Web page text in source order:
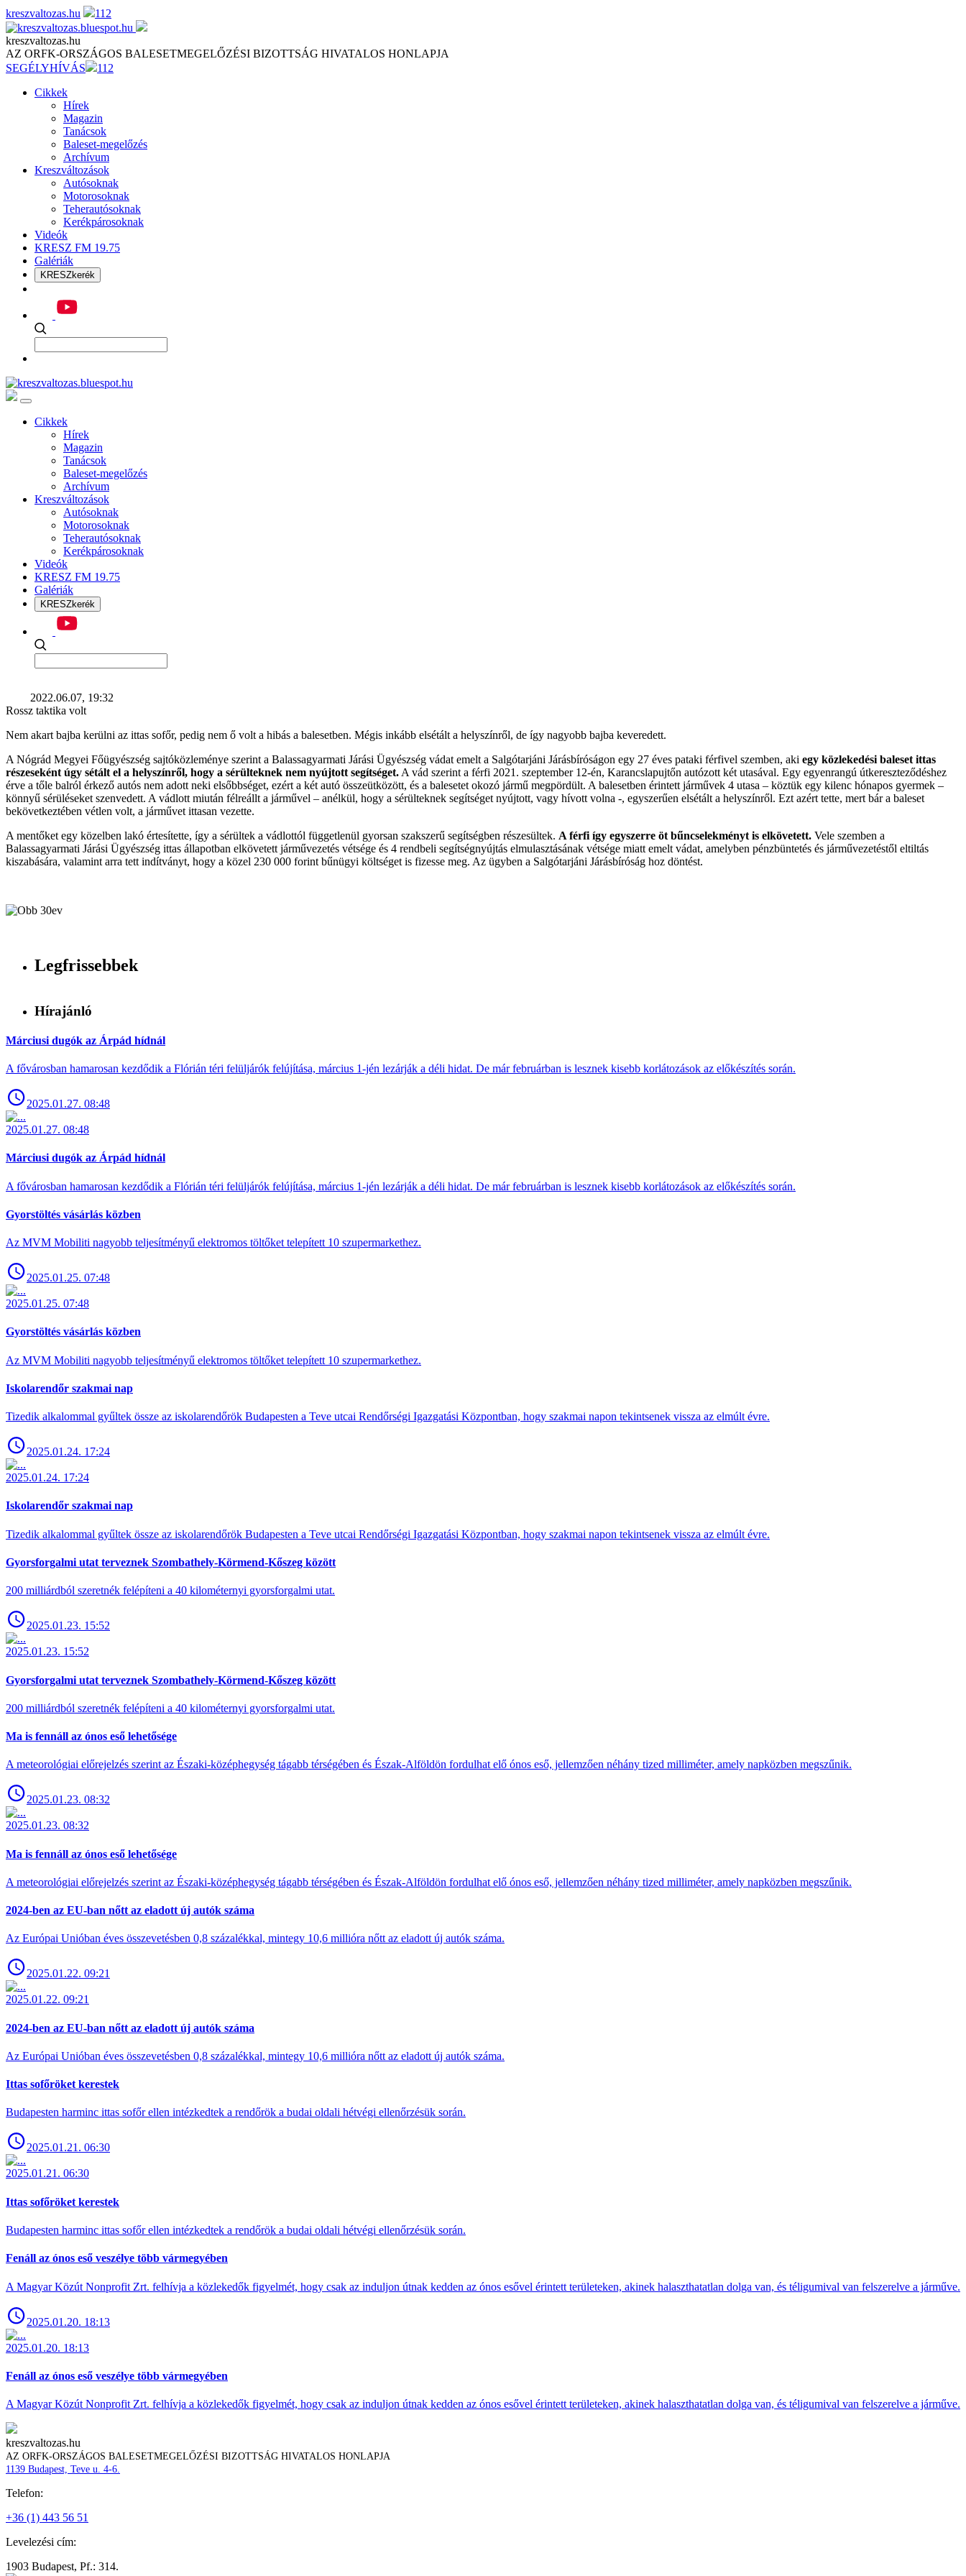
Skip
to
content
kreszvaltozas.hu 112
kreszvaltozas.hu
AZ ORFK-ORSZÁGOS BALESETMEGELŐZÉSI BIZOTTSÁG HIVATALOS HONLAPJA
SEGÉLYHÍVÁS
112
Cikkek
Hírek
Magazin
Tanácsok
Baleset-megelőzés
Archívum
Kreszváltozások
Autósoknak
Motorosoknak
Teherautósoknak
Kerékpárosoknak
Videók
KRESZ FM 19.75
Galériák
KRESZkerék
Cikkek
Hírek
Magazin
Tanácsok
Baleset-megelőzés
Archívum
Kreszváltozások
Autósoknak
Motorosoknak
Teherautósoknak
Kerékpárosoknak
Videók
KRESZ FM 19.75
Galériák
KRESZkerék
2022.06.07, 19:32
Rossz taktika volt
Nem akart bajba kerülni az ittas sofőr, pedig nem ő volt a hibás a balesetben. Mégis inkább elsétált a helyszínről, de így nagyobb bajba keveredett.
A Nógrád Megyei Főügyészség sajtóközleménye szerint a Balassagyarmati Járási Ügyészség vádat emelt a Salgótarjáni Járásbíróságon egy 27 éves pataki férfivel szemben, aki egy közlekedési baleset ittas
részeseként úgy sétált el a helyszínről, hogy a sérülteknek nem nyújtott segítséget. A vád szerint a férfi 2021. szeptember 12-én, Karancslapujtőn autózott két utasával. Egy egyenrangú útkereszteződéshez
érve a tőle balról érkező autós nem adott neki elsőbbséget, ezért a két autó összeütközött, és a balesetet okozó jármű megpördült. A balesetben érintett járművek 4 utasa – köztük egy kilenc hónapos gyermek –
könnyű sérüléseket szenvedett. A vádlott miután félreállt a járművel – anélkül, hogy a sérülteknek segítséget nyújtott, vagy hívott volna -, egyszerűen elsétált a helyszínről. Ezt azért tette, mert bár a baleset
bekövetkeztében vétlen volt, a járművet ittasan vezette.
A mentőket egy közelben lakó értesítette, így a sérültek a vádlottól függetlenül gyorsan szakszerű segítségben részesültek. A férfi így egyszerre öt bűncselekményt is elkövetett. Vele szemben a
Balassagyarmati Járási Ügyészség ittas állapotban elkövetett járművezetés vétsége és 4 rendbeli segítségnyújtás elmulasztásának vétsége miatt emelt vádat, amelyben pénzbüntetés és járművezetéstől eltiltás
kiszabására, valamint arra tett indítványt, hogy a közel 230 000 forint bűnügyi költséget is fizesse meg. Az ügyben a Salgótarjáni Járásbíróság hoz döntést.
Legfrissebbek
Hírajánló
Márciusi dugók az Árpád hídnál
A fővárosban hamarosan kezdődik a Flórián téri felüljárók felújítása, március 1-jén lezárják a déli hidat. De már februárban is lesznek kisebb korlátozások az előkészítés során.
2025.01.27. 08:48
2025.01.27. 08:48
Márciusi dugók az Árpád hídnál
A fővárosban hamarosan kezdődik a Flórián téri felüljárók felújítása, március 1-jén lezárják a déli hidat. De már februárban is lesznek kisebb korlátozások az előkészítés során.
Gyorstöltés vásárlás közben
Az MVM Mobiliti nagyobb teljesítményű elektromos töltőket telepített 10 szupermarkethez.
2025.01.25. 07:48
2025.01.25. 07:48
Gyorstöltés vásárlás közben
Az MVM Mobiliti nagyobb teljesítményű elektromos töltőket telepített 10 szupermarkethez.
Iskolarendőr szakmai nap
Tizedik alkalommal gyűltek össze az iskolarendőrök Budapesten a Teve utcai Rendőrségi Igazgatási Központban, hogy szakmai napon tekintsenek vissza az elmúlt évre.
2025.01.24. 17:24
2025.01.24. 17:24
Iskolarendőr szakmai nap
Tizedik alkalommal gyűltek össze az iskolarendőrök Budapesten a Teve utcai Rendőrségi Igazgatási Központban, hogy szakmai napon tekintsenek vissza az elmúlt évre.
Gyorsforgalmi utat terveznek Szombathely-Körmend-Kőszeg között
200 milliárdból szeretnék felépíteni a 40 kilométernyi gyorsforgalmi utat.
2025.01.23. 15:52
2025.01.23. 15:52
Gyorsforgalmi utat terveznek Szombathely-Körmend-Kőszeg között
200 milliárdból szeretnék felépíteni a 40 kilométernyi gyorsforgalmi utat.
Ma is fennáll az ónos eső lehetősége
A meteorológiai előrejelzés szerint az Északi-középhegység tágabb térségében és Észak-Alföldön fordulhat elő ónos eső, jellemzően néhány tized milliméter, amely napközben megszűnik.
2025.01.23. 08:32
2025.01.23. 08:32
Ma is fennáll az ónos eső lehetősége
A meteorológiai előrejelzés szerint az Északi-középhegység tágabb térségében és Észak-Alföldön fordulhat elő ónos eső, jellemzően néhány tized milliméter, amely napközben megszűnik.
2024-ben az EU-ban nőtt az eladott új autók száma
Az Európai Unióban éves összevetésben 0,8 százalékkal, mintegy 10,6 millióra nőtt az eladott új autók száma.
2025.01.22. 09:21
2025.01.22. 09:21
2024-ben az EU-ban nőtt az eladott új autók száma
Az Európai Unióban éves összevetésben 0,8 százalékkal, mintegy 10,6 millióra nőtt az eladott új autók száma.
Ittas sofőröket kerestek
Budapesten harminc ittas sofőr ellen intézkedtek a rendőrök a budai oldali hétvégi ellenőrzésük során.
2025.01.21. 06:30
2025.01.21. 06:30
Ittas sofőröket kerestek
Budapesten harminc ittas sofőr ellen intézkedtek a rendőrök a budai oldali hétvégi ellenőrzésük során.
Fenáll az ónos eső veszélye több vármegyében
A Magyar Közút Nonprofit Zrt. felhívja a közlekedők figyelmét, hogy csak az induljon útnak kedden az ónos esővel érintett területeken, akinek halaszthatatlan dolga van, és téligumival van felszerelve a járműve.
2025.01.20. 18:13
2025.01.20. 18:13
Fenáll az ónos eső veszélye több vármegyében
A Magyar Közút Nonprofit Zrt. felhívja a közlekedők figyelmét, hogy csak az induljon útnak kedden az ónos esővel érintett területeken, akinek halaszthatatlan dolga van, és téligumival van felszerelve a járműve.
kreszvaltozas.hu
AZ ORFK-ORSZÁGOS BALESETMEGELŐZÉSI BIZOTTSÁG HIVATALOS HONLAPJA
1139 Budapest, Teve u. 4-6.
Telefon:
+36 (1) 443 56 51
Levelezési cím:
1903 Budapest, Pf.: 314.